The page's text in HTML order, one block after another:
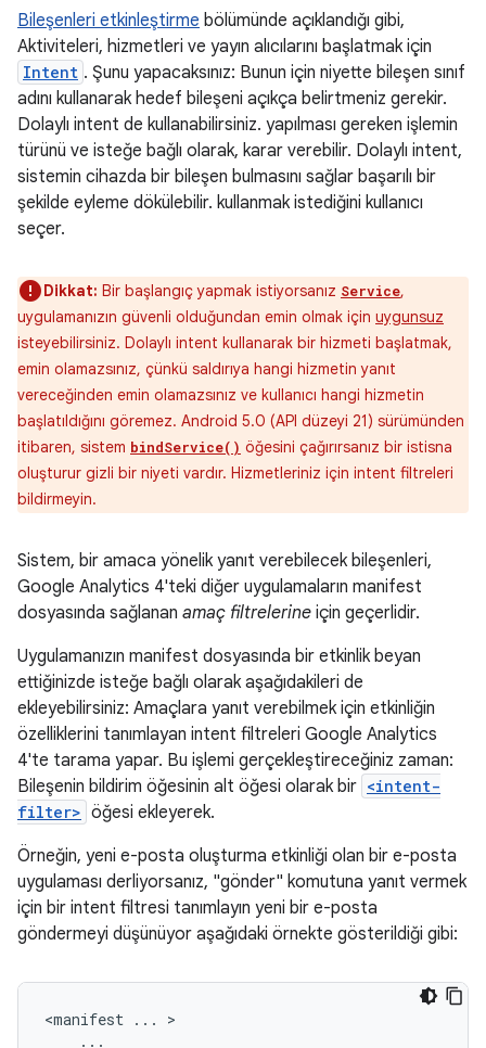
Bileşenleri etkinleştirme bölümünde açıklandığı gibi,
Aktiviteleri, hizmetleri ve yayın alıcılarını başlatmak için
Intent . Şunu yapacaksınız: Bunun için niyette bileşen sınıf
adını kullanarak hedef bileşeni açıkça belirtmeniz gerekir.
Dolaylı intent de kullanabilirsiniz. yapılması gereken işlemin
türünü ve isteğe bağlı olarak, karar verebilir. Dolaylı intent,
sistemin cihazda bir bileşen bulmasını sağlar başarılı bir
şekilde eyleme dökülebilir. kullanmak istediğini kullanıcı
seçer.
Dikkat: Bir başlangıç yapmak istiyorsanız Service,
uygulamanızın güvenli olduğundan emin olmak için uygunsuz
isteyebilirsiniz. Dolaylı intent kullanarak bir hizmeti başlatmak,
emin olamazsınız, çünkü saldırıya hangi hizmetin yanıt
vereceğinden emin olamazsınız ve kullanıcı hangi hizmetin
başlatıldığını göremez. Android 5.0 (API düzeyi 21) sürümünden
itibaren, sistem bindService() öğesini çağırırsanız bir istisna
oluşturur gizli bir niyeti vardır. Hizmetleriniz için intent filtreleri
bildirmeyin.
Sistem, bir amaca yönelik yanıt verebilecek bileşenleri,
Google Analytics 4'teki diğer uygulamaların manifest
dosyasında sağlanan amaç filtrelerine için geçerlidir.
Uygulamanızın manifest dosyasında bir etkinlik beyan
ettiğinizde isteğe bağlı olarak aşağıdakileri de
ekleyebilirsiniz: Amaçlara yanıt verebilmek için etkinliğin
özelliklerini tanımlayan intent filtreleri Google Analytics
4'te tarama yapar. Bu işlemi gerçekleştireceğiniz zaman:
Bileşenin bildirim öğesinin alt öğesi olarak bir <intent-
filter> öğesi ekleyerek.
Örneğin, yeni e-posta oluşturma etkinliği olan bir e-posta
uygulaması derliyorsanız, "gönder" komutuna yanıt vermek
için bir intent filtresi tanımlayın yeni bir e-posta
göndermeyi düşünüyor aşağıdaki örnekte gösterildiği gibi:
<manifest ...